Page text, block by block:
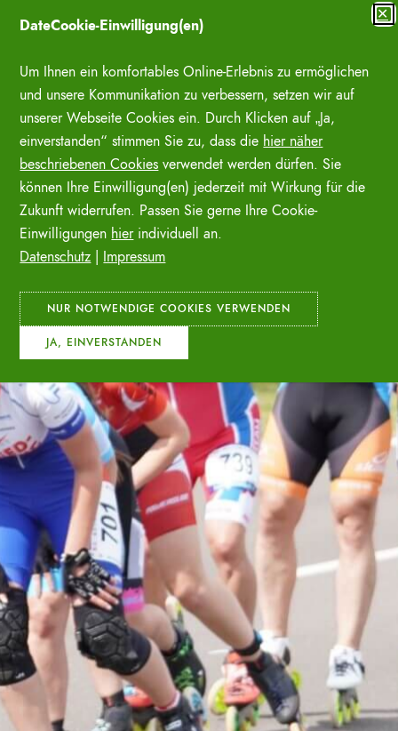
Inhalt
✕
DateCookie-Einwilligung(en)
Um Ihnen ein komfortables Online-Erlebnis zu ermöglichen
und unsere Kommunikation zu verbessern, setzen wir auf
unserer Webseite Cookies ein. Durch Klicken auf „Ja,
einverstanden“ stimmen Sie zu, dass die hier näher
beschriebenen Cookies verwendet werden dürfen. Sie
können Ihre Einwilligung(en) jederzeit mit Wirkung für die
Zukunft widerrufen. Passen Sie gerne Ihre Cookie-
Einwilligungen hierindividuell an.
Datenschutz
Impressum